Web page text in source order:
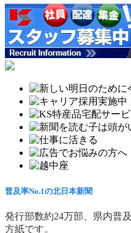
普及率No.1の北日本新聞
発行部数約24万部、県内普
方紙です。